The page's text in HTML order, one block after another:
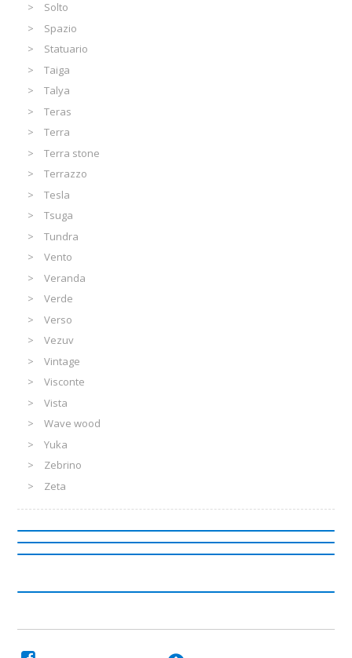
Solto
Spazio
Statuario
Taiga
Talya
Teras
Terra
Terra stone
Terrazzo
Tesla
Tsuga
Tundra
Vento
Veranda
Verde
Verso
Vezuv
Vintage
Visconte
Vista
Wave wood
Yuka
Zebrino
Zeta